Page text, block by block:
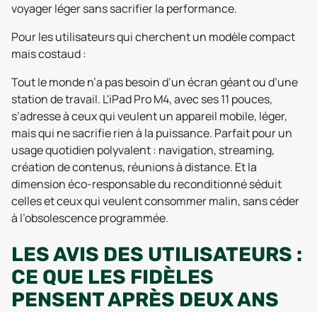
voyager léger sans sacrifier la performance.
Pour les utilisateurs qui cherchent un modèle compact
mais costaud :
Tout le monde n’a pas besoin d’un écran géant ou d’une
station de travail. L'iPad Pro M4, avec ses 11 pouces,
s’adresse à ceux qui veulent un appareil mobile, léger,
mais qui ne sacrifie rien à la puissance. Parfait pour un
usage quotidien polyvalent : navigation, streaming,
création de contenus, réunions à distance. Et la
dimension éco-responsable du reconditionné séduit
celles et ceux qui veulent consommer malin, sans céder
à l’obsolescence programmée.
LES AVIS DES UTILISATEURS :
CE QUE LES FIDÈLES
PENSENT APRÈS DEUX ANS